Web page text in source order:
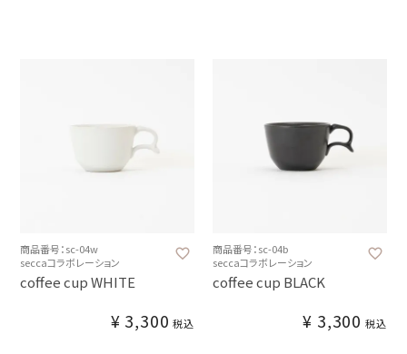
商品番号：sc-04w
seccaコラボレーション
coffee cup WHITE
¥ 3,300 税込
商品番号：sc-04b
seccaコラボレーション
coffee cup BLACK
¥ 3,300 税込